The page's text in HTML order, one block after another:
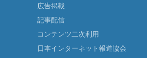
広告掲載
記事配信
コンテンツ二次利用
日本インターネット報道協会